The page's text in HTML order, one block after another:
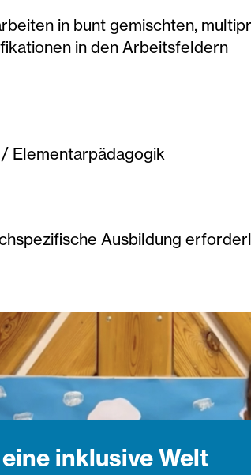
in bunt gemischten,
in den Arbeitsfeldern
Elementarpädagogik
Ausbildung
inklusive Welt